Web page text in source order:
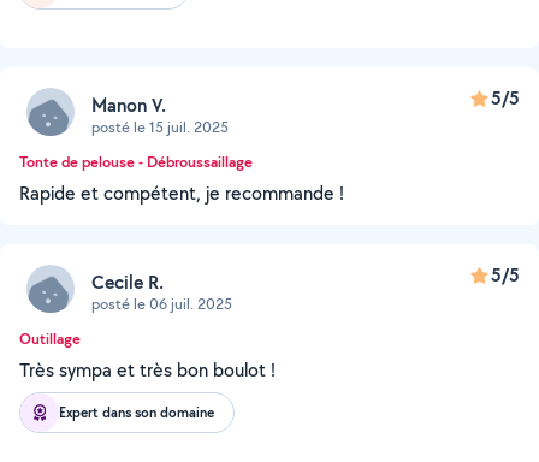
Manon V.
posté le 15 juil. 2025
5/5
Tonte de pelouse - Débroussaillage
Rapide et compétent, je recommande !
Cecile R.
posté le 06 juil. 2025
5/5
Outillage
Très sympa et très bon boulot !
Expert dans son domaine